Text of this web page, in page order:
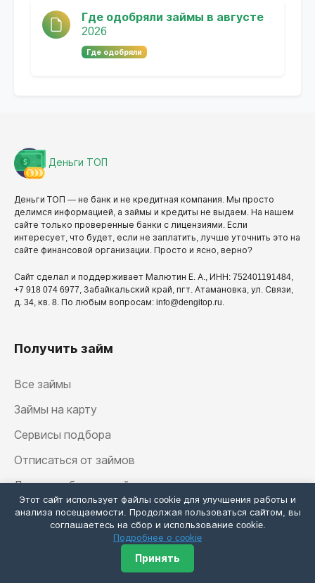
Где одобряли займы в августе
2026
Где одобряли
Деньги ТОП
Деньги ТОП — не банк и не кредитная компания. Мы просто
делимся информацией, а займы и кредиты не выдаем. На нашем
сайте только проверенные банки с лицензиями. Если
интересует, что будет, если не заплатить, лучше уточнить это на
сайте финансовой организации. Просто и ясно, верно?
Сайт сделал и поддерживает Малютин Е. А., ИНН: 752401191484,
+7 918 074 6977, Забайкальский край, пгт. Атамановка, ул. Связи,
д. 34, кв. 8. По любым вопросам: info@dengitop.ru.
Получить займ
Все займы
Займы на карту
Сервисы подбора
Отписаться от займов
Личные кабинеты займов
Калькулятор займа
Этот сайт использует файлы cookie для улучшения работы и
анализа посещаемости. Продолжая пользоваться сайтом, вы
соглашаетесь на сбор и использование cookie.
Подробнее о cookie
Принять